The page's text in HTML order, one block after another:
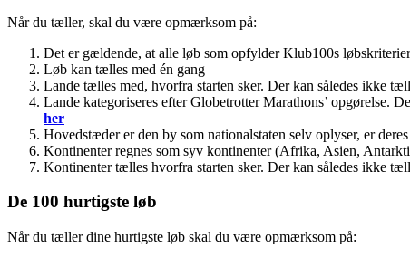
Når du tæller, skal du være opmærksom på:
Det er gældende, at alle løb som opfylder Klub100s
Løb kan tælles med én gang
Lande tælles med, hvorfra starten sker. Der kan således ikke
Lande kategoriseres efter Globetrotter Marathons’ opgørelse.
her
Hovedstæder er den by som nationalstaten selv oplyser, er
Kontinenter regnes som syv kontinenter (Afrika, Asien,
Kontinenter tælles hvorfra starten sker. Der kan således ikke
De 100 hurtigste løb
Når du tæller dine hurtigste løb skal du være opmærksom på: